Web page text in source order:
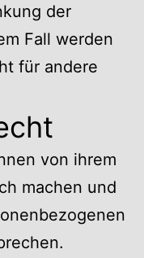
der
Fall werden
für andere
von ihrem
machen und